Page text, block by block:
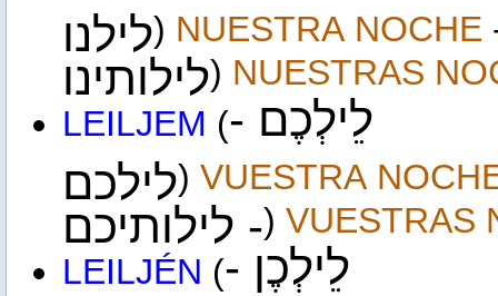
לילנו) NUESTRA NOCHE
לילותינו) NUESTRAS
LEILJEM (לֵילְכֶם -
לילכם) VUESTRA
- לילותיכם) VUESTRAS
LEILJÉN (לֵילְכֶן -